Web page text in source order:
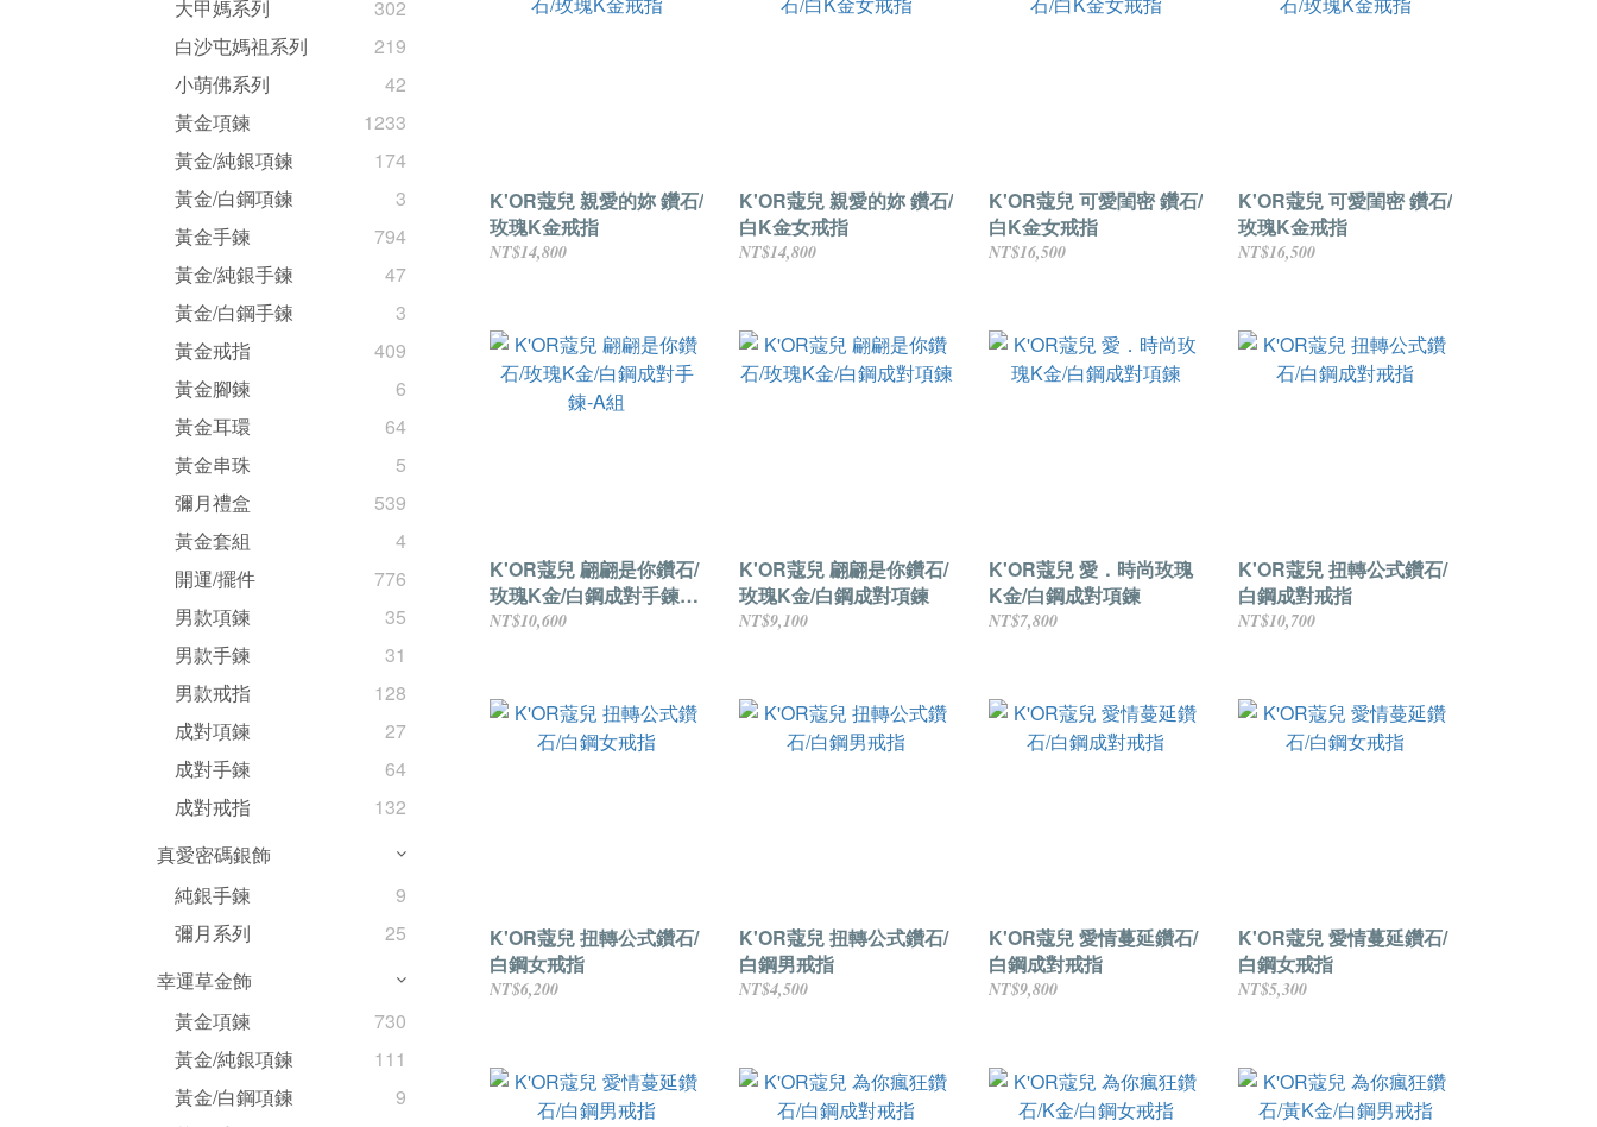
大甲媽系列
302
白沙屯媽祖系列
219
小萌佛系列
42
黃金項鍊
1233
黃金/純銀項鍊
174
黃金/白鋼項鍊
3
黃金手鍊
794
黃金/純銀手鍊
47
黃金/白鋼手鍊
3
黃金戒指
409
黃金腳鍊
6
黃金耳環
64
黃金串珠
5
彌月禮盒
539
黃金套組
4
開運/擺件
776
男款項鍊
35
男款手鍊
31
男款戒指
128
成對項鍊
27
成對手鍊
64
成對戒指
132
真愛密碼銀飾
純銀手鍊
9
彌月系列
25
幸運草金飾
黃金項鍊
730
黃金/純銀項鍊
111
黃金/白鋼項鍊
9
K'OR蔻兒 親愛的妳 鑽石/
玫瑰K金戒指
NT$14,800
K'OR蔻兒 親愛的妳 鑽石/
白K金女戒指
NT$14,800
K'OR蔻兒 可愛閨密 鑽石/
白K金女戒指
NT$16,500
K'OR蔻兒 可愛閨密 鑽石/
玫瑰K金戒指
NT$16,500
K'OR蔻兒 翩翩是你鑽石/
玫瑰K金/白鋼成對手鍊-A
組
NT$10,600
K'OR蔻兒 翩翩是你鑽石/
玫瑰K金/白鋼成對項鍊
NT$9,100
K'OR蔻兒 愛．時尚玫瑰
K金/白鋼成對項鍊
NT$7,800
K'OR蔻兒 扭轉公式鑽石/
白鋼成對戒指
NT$10,700
K'OR蔻兒 扭轉公式鑽石/
白鋼女戒指
NT$6,200
K'OR蔻兒 扭轉公式鑽石/
白鋼男戒指
NT$4,500
K'OR蔻兒 愛情蔓延鑽石/
白鋼成對戒指
NT$9,800
K'OR蔻兒 愛情蔓延鑽石/
白鋼女戒指
NT$5,300